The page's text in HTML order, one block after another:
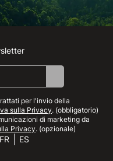
per l'invio della
sulla Privacy. (obbligatorio)
di marketing da
Privacy. (opzionale)
FR ES